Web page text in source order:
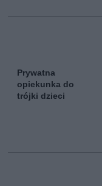
Prywatna
opiekunka do
trójki dzieci